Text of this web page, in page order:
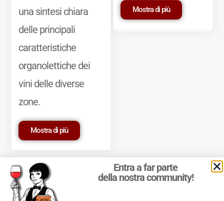
una sintesi chiara
delle principali
caratteristiche
organolettiche dei
vini delle diverse
zone.
Mostra di più
Mostra di più
Entra a far parte
della nostra community!